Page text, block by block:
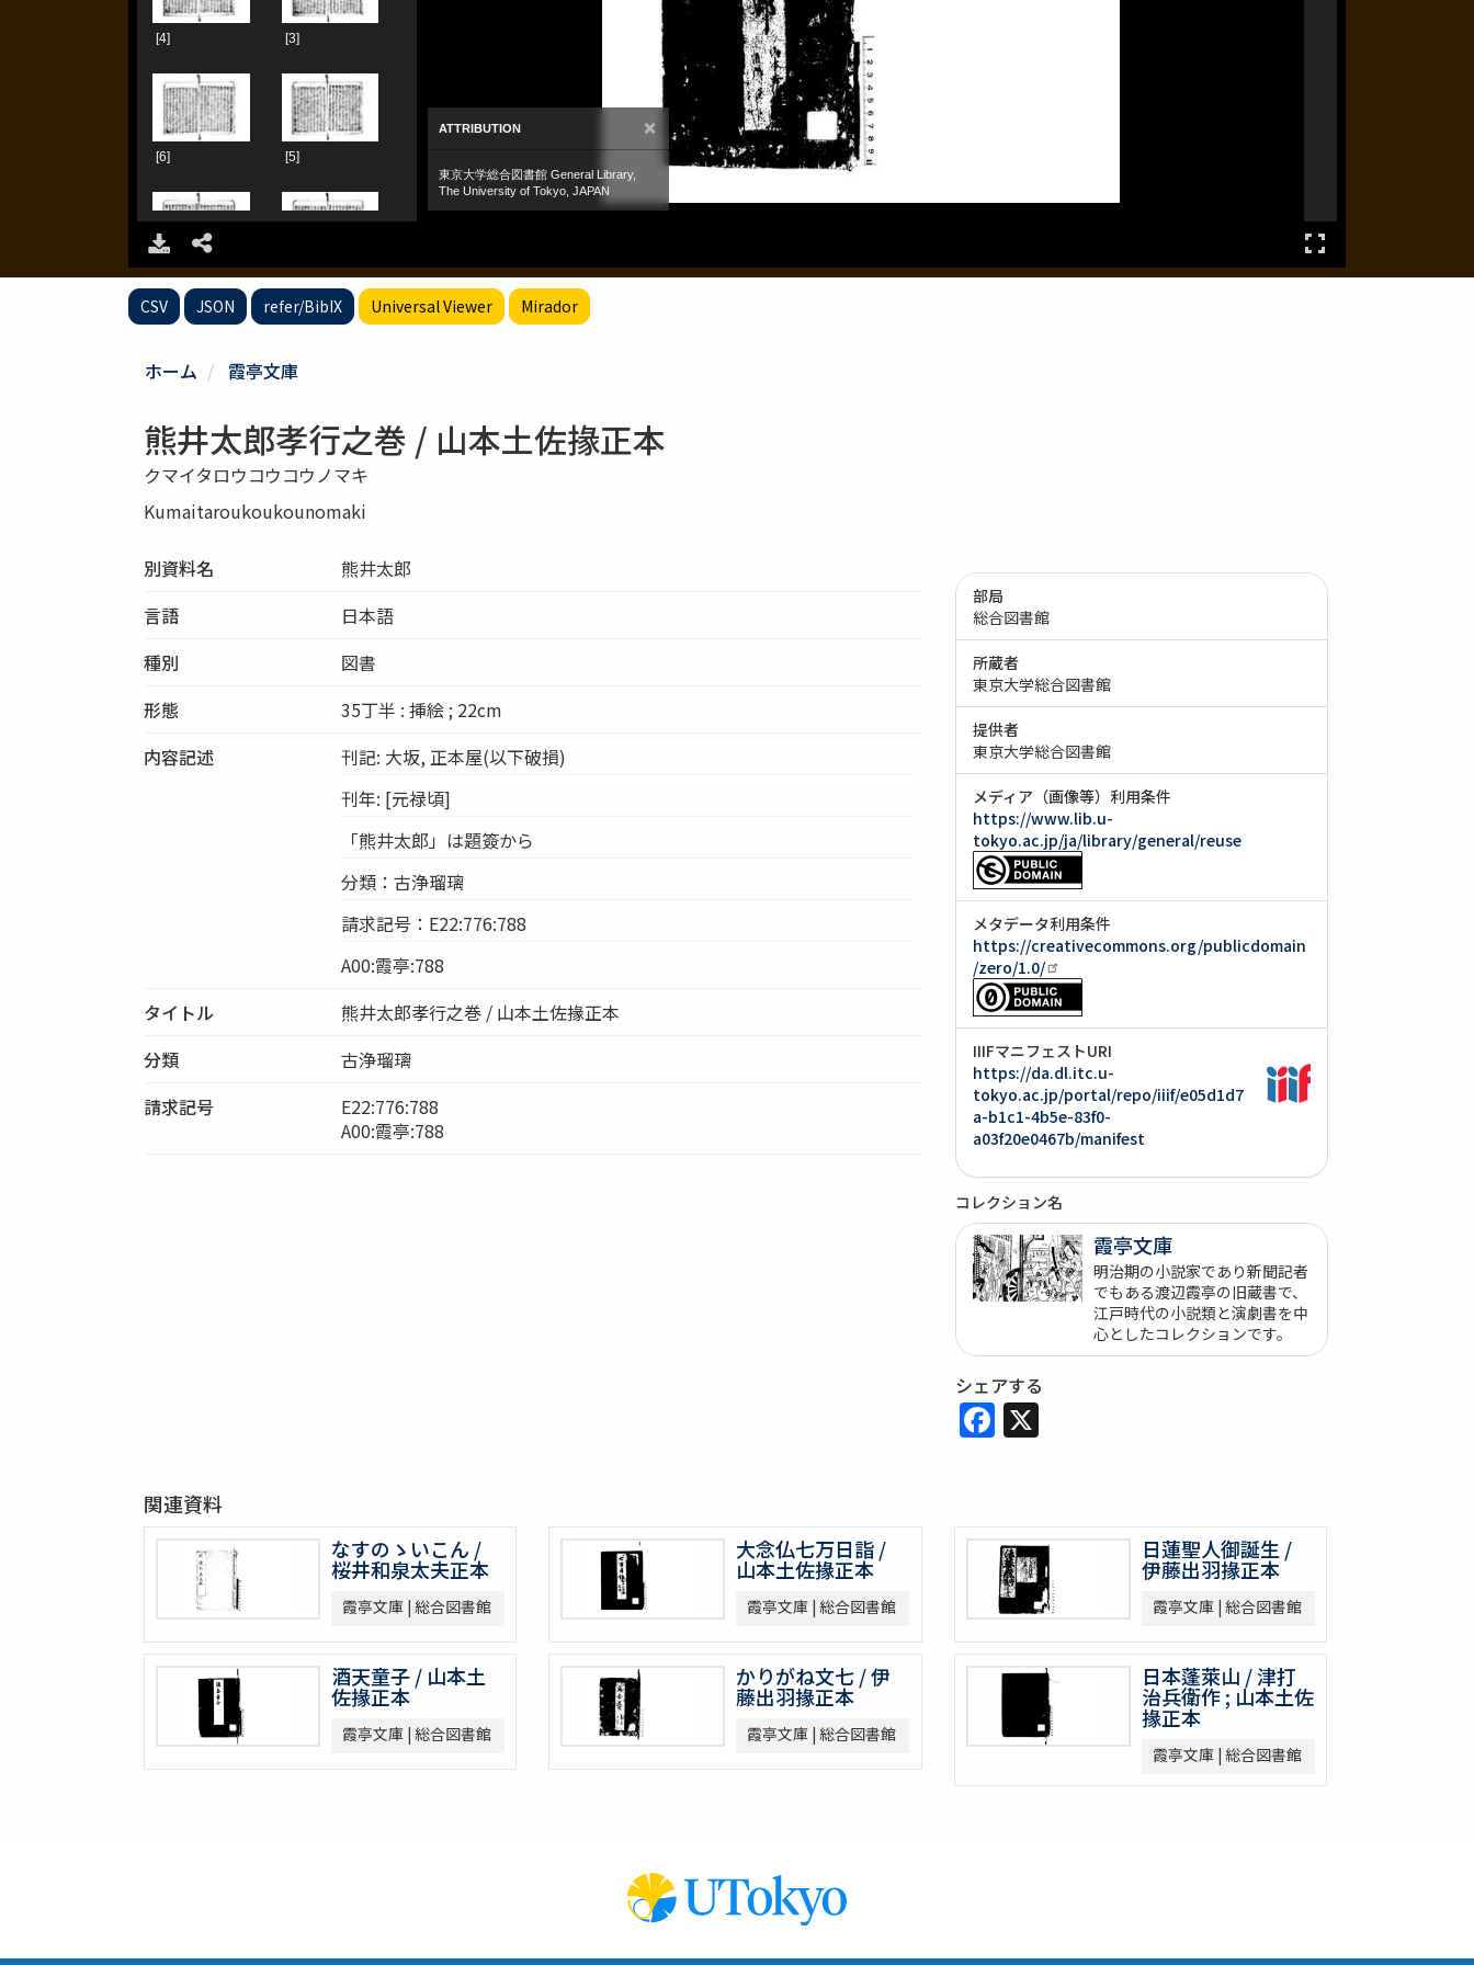
CSV JSON refer/BibIX Universal Viewer Mirador
ホーム 霞亭文庫
熊井太郎孝行之巻 / 山本土佐掾正本
クマイタロウコウコウノマキ
Kumaitaroukoukounomaki
別資料名
熊井太郎
言語
日本語
種別
図書
形態
35丁半 : 挿絵 ; 22cm
内容記述
刊記: 大坂, 正本屋(以下破損)
刊年: [元禄頃]
「熊井太郎」は題簽から
分類：古浄瑠璃
請求記号：E22:776:788
A00:霞亭:788
タイトル
熊井太郎孝行之巻 / 山本土佐掾正本
分類
古浄瑠璃
請求記号
E22:776:788
A00:霞亭:788
部局
総合図書館
所蔵者
東京大学総合図書館
提供者
東京大学総合図書館
メディア（画像等）利用条件
https://www.lib.u-
tokyo.ac.jp/ja/library/general/reuse
メタデータ利用条件
https://creativecommons.org/publicdomain
/zero/1.0/
IIIFマニフェストURI
https://da.dl.itc.u-
tokyo.ac.jp/portal/repo/iiif/e05d1d7
a-b1c1-4b5e-83f0-
a03f20e0467b/manifest
コレクション名
霞亭文庫
明治期の小説家であり新聞記者
でもある渡辺霞亭の旧蔵書で、
江戸時代の小説類と演劇書を中
心としたコレクションです。
シェアする
Facebook
X
関連資料
なすのゝいこん /
桜井和泉太夫正本
霞亭文庫 | 総合図書館
大念仏七万日詣 /
山本土佐掾正本
霞亭文庫 | 総合図書館
日蓮聖人御誕生 /
伊藤出羽掾正本
霞亭文庫 | 総合図書館
酒天童子 / 山本土
佐掾正本
霞亭文庫 | 総合図書館
かりがね文七 / 伊
藤出羽掾正本
霞亭文庫 | 総合図書館
日本蓬萊山 / 津打
治兵衛作 ; 山本土佐
掾正本
霞亭文庫 | 総合図書館